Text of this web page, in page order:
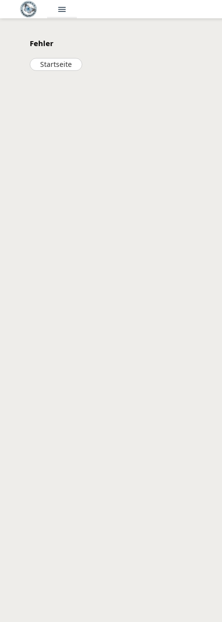
menu
Fehler
Startseite